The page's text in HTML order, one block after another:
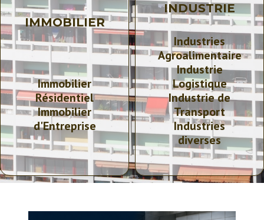
IMMOBILIER
Immobilier
Résidentiel
Immobilier
d'Entreprise
INDUSTRIE
Industries
Agroalimentaire
Industrie
Logistique
Industrie de
Transport
Industries
diverses